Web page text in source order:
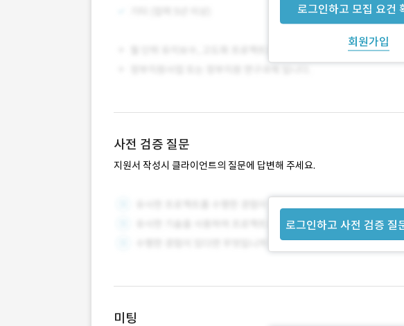
로그인하고 모집 요건
회원가입
사전 검증 질문
지원서 작성시 클라이언트의 질문에 답변해 주세요.
로그인하고 사전 검증 질
미팅